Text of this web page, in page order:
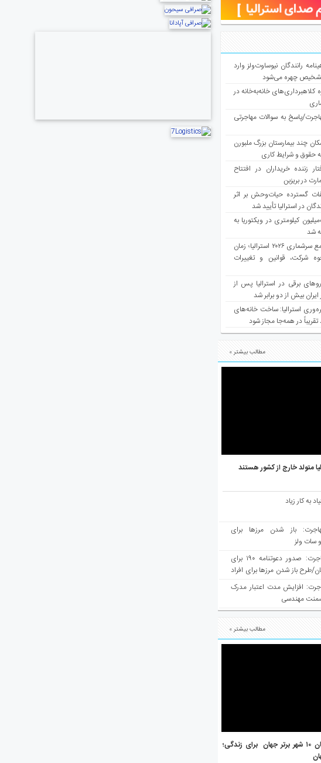
رانندگان نیوساوت‌ولز وارد
تشخیص چهره می‌شود
کلاهبرداری‌های خانه‌به‌خانه در
پاسخ به سوالات مهاجرتی
چند بیمارستان بزرگ ملبورن
حقوق و شرایط کاری
زننده خریداران در افتتاح
در بریزبن
گسترده حیات‌وحش بر اثر
در استرالیا تأیید شد
کیلومتری در ویکتوریا به
شد
راهنمای جامع سرشماری ۲۰۲۶ استرالیا؛ زمان
شرکت، قوانین و تغییرات
برقی در استرالیا پس از
بیش از دو برابر شد
استرالیا: ساخت خانه‌های
در همه‌جا مجاز شود
مطالب بیشتر »
متولد خارج از کشور هستند
به کار زیاد
باز شدن مرزها برای
سات ولز
هفته‌نامه مهاجرت: صدور دعوتنامه ۱۹۰ برای
طرح باز شدن مرزها برای افراد
افزایش مدت اعتبار مدرک
مهندسی
مطالب بیشتر »
سه شهر استرالیا در میان ۱۰ شهر برتر جهان برای زندگی؛